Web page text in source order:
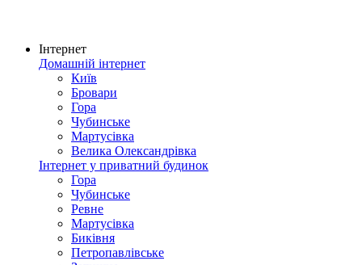
Інтернет
Домашній інтернет
Київ
Бровари
Гора
Чубинське
Мартусівка
Велика Олександрівка
Інтернет у приватний будинок
Гора
Чубинське
Ревне
Мартусівка
Биківня
Петропавлівське